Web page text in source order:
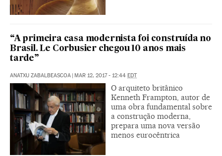
“A primeira casa modernista foi construída no
Brasil. Le Corbusier chegou 10 anos mais
tarde”
ANATXU ZABALBEASCOA | MAR 12, 2017 - 12:44 EDT
O arquiteto britânico
Kenneth Frampton, autor de
uma obra fundamental sobre
a construção moderna,
prepara uma nova versão
menos eurocêntrica